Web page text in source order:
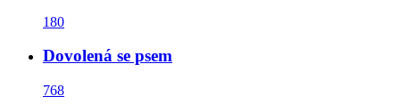
180
Dovolená se psem
768